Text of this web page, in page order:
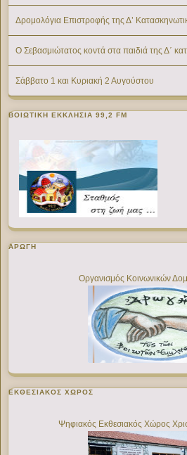
Δρομολόγια Επιστροφής της Δ’
Ο Σεβασμιώτατος κοντά στα παιδιά της Δ΄
Σάββατο 1 και Κυριακή 2 Αυγούστου
ΒΟΙΩΤΙΚΉ ΕΚΚΛΗΣΊΑ 99,2 FM
ΑΡΩΓΗ
Οργανισμός Κοινωνικών
ΕΚΘΕΣΙΑΚΌΣ ΧΏΡΟΣ
Ψηφιακός Εκθεσιακός Χώρος